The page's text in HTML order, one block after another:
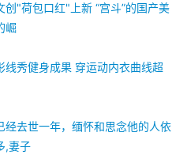
创"荷包口红"上新 “宫斗”的国产美
崛
线秀健身成果 穿运动内衣曲线超
经去世一年，缅怀和思念他的人依
,妻子